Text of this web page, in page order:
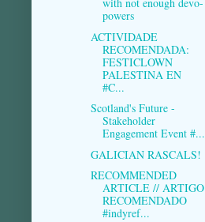
powers
ACTIVIDADE
RECOMENDADA:
FESTICLOWN
PALESTINA EN
#C...
Scotland's Future -
Stakeholder
Engagement Event #...
GALICIAN RASCALS!
RECOMMENDED
ARTICLE // ARTIGO
RECOMENDADO
#indyref...